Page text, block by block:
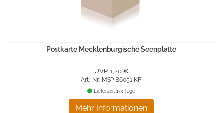
Postkarte Mecklenburgische Seenplatte
UVP: 1,20 €
Art.-Nr.: MSP B6051 KF
Mehr Informationen
Lieferzeit 1-3 Tage